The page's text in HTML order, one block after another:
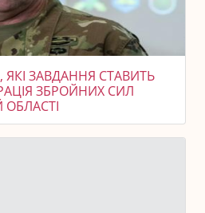
ЗАВДАННЯ СТАВИТЬ
ЗБРОЙНИХ СИЛ
ОБЛАСТІ